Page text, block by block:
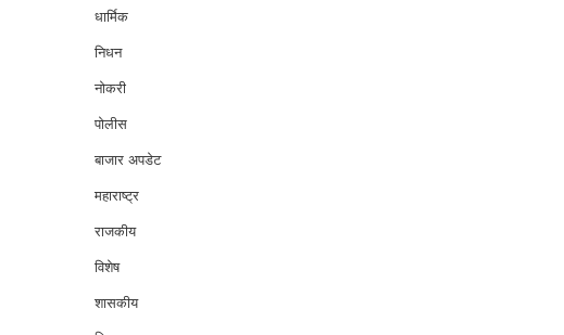
धार्मिक
निधन
नोकरी
पोलीस
बाजार अपडेट
महाराष्ट्र
राजकीय
विशेष
शासकीय